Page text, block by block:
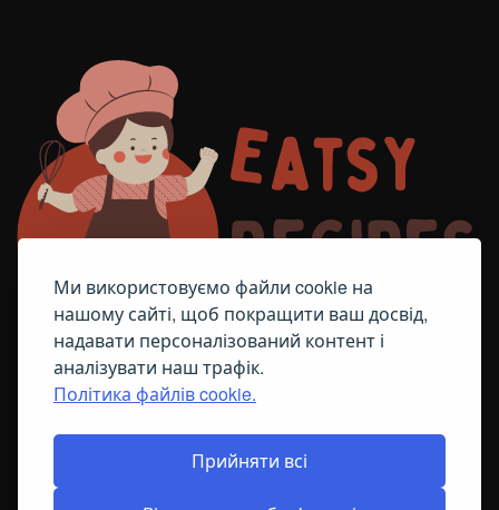
Ми використовуємо файли cookie на
нашому сайті, щоб покращити ваш досвід,
надавати персоналізований контент і
аналізувати наш трафік.
Політика файлів cookie.
Прийняти всі
ПОЛІТИКА ЩОДО ФАЙЛІВ COOKIE